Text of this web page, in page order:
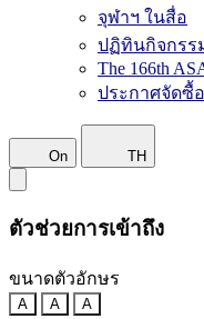
จุฬาฯ ในสื่อ
ปฏิทินกิจกรร
The 166th
ประกาศจัดซื้
On TH
ตัวช่วยการเข้าถึง
ขนาดตัวอักษร
A A A